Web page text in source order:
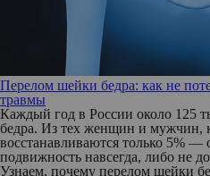
Перелом шейки бедра: как не
травмы
Каждый год в России около 125
бедра. Из тех женщин и мужчин,
восстанавливаются только 5% —
подвижность навсегда, либо не
Узнаем, почему перелом шейки